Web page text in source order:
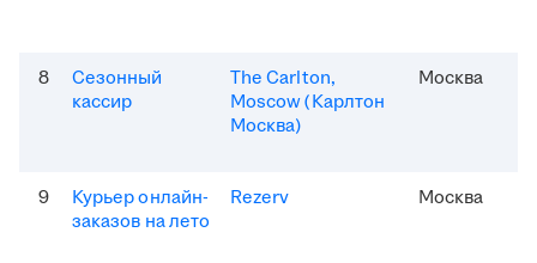
8
Сезонный
кассир
The Carlton,
Moscow (Карлтон
Москва)
Москва
9
Курьер онлайн-
заказов на лето
Rezerv Москва